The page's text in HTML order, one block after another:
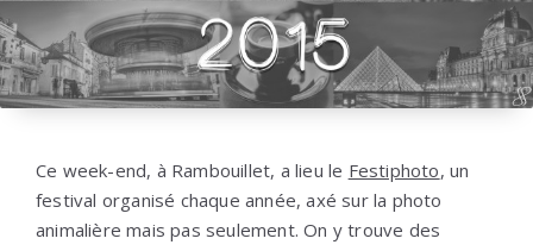
Ce week-end, à Rambouillet, a lieu le Festiphoto, un
festival organisé chaque année, axé sur la photo
animalière mais pas seulement. On y trouve des